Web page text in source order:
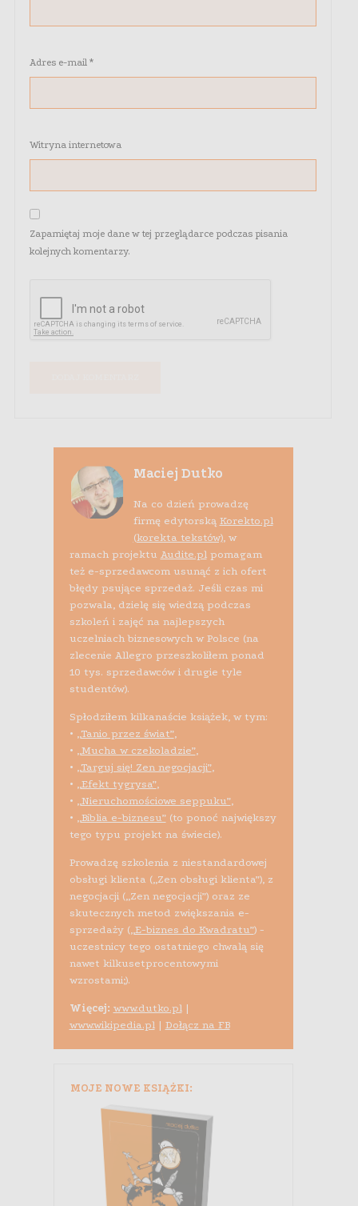
Adres e-mail *
Witryna internetowa
Zapamiętaj moje dane w tej przeglądarce podczas pisania
kolejnych komentarzy.
Maciej Dutko
Na co dzień prowadzę
firmę edytorską Korekto.pl
(korekta tekstów), w
ramach projektu Audite.plpomagam
też e-sprzedawcom usunąć z ich ofert
błędy psujące sprzedaż. Jeśli czas mi
pozwala, dzielę się wiedzą podczas
szkoleń i zajęć na najlepszych
uczelniach biznesowych w Polsce (na
zlecenie Allegro przeszkoliłem ponad
10 tys. sprzedawców i drugie tyle
studentów).
Spłodziłem kilkanaście książek, w tym:
• „Tanio przez świat”,
• „Mucha w czekoladzie”,
• „Targuj się! Zen negocjacji”,
• „Efekt tygrysa”,
• „Nieruchomościowe seppuku”,
• „Biblia e-biznesu”(to ponoć największy
tego typu projekt na świecie).
Prowadzę szkolenia z niestandardowej
obsługi klienta („Zen obsługi klienta”), z
negocjacji („Zen negocjacji”) oraz ze
skutecznych metod zwiększania e-
sprzedaży („E-biznes do Kwadratu”) -
uczestnicy tego ostatniego chwalą się
nawet kilkusetprocentowymi
wzrostami;).
Więcej: www.dutko.pl|
www.wikipedia.pl| Dołącz na FB
MOJE NOWE KSIĄŻKI: